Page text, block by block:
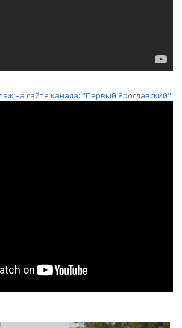
на сайте канала: "Первый Ярославский"